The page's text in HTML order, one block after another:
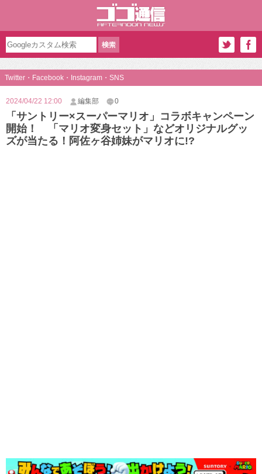
Twitter・Facebook・Instagram・SNS
2024/04/22 12:00 編集部 0
「サントリー×スーパーマリオ」コラボキャンペーン
開始！ 「マリオ変身セット」などオリジナルグッ
ズが当たる！阿佐ヶ谷姉妹がマリオに!?